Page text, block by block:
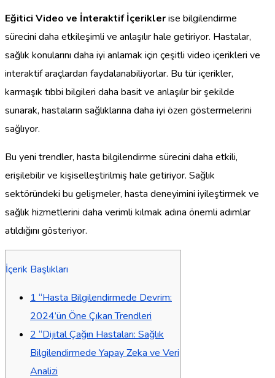
Eğitici Video ve İnteraktif İçeriklerise bilgilendirme
sürecini daha etkileşimli ve anlaşılır hale getiriyor. Hastalar,
sağlık konularını daha iyi anlamak için çeşitli video içerikleri ve
interaktif araçlardan faydalanabiliyorlar. Bu tür içerikler,
karmaşık tıbbi bilgileri daha basit ve anlaşılır bir şekilde
sunarak, hastaların sağlıklarına daha iyi özen göstermelerini
sağlıyor.
Bu yeni trendler, hasta bilgilendirme sürecini daha etkili,
erişilebilir ve kişiselleştirilmiş hale getiriyor. Sağlık
sektöründeki bu gelişmeler, hasta deneyimini iyileştirmek ve
sağlık hizmetlerini daha verimli kılmak adına önemli adımlar
atıldığını gösteriyor.
İçerik Başlıkları
1 “Hasta Bilgilendirmede Devrim:
2024’ün Öne Çıkan Trendleri
2 “Dijital Çağın Hastaları: Sağlık
Bilgilendirmede Yapay Zeka ve Veri
Analizi